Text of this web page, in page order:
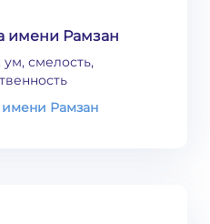
имени Рамзан
ум, смелость,
имени Рамзан